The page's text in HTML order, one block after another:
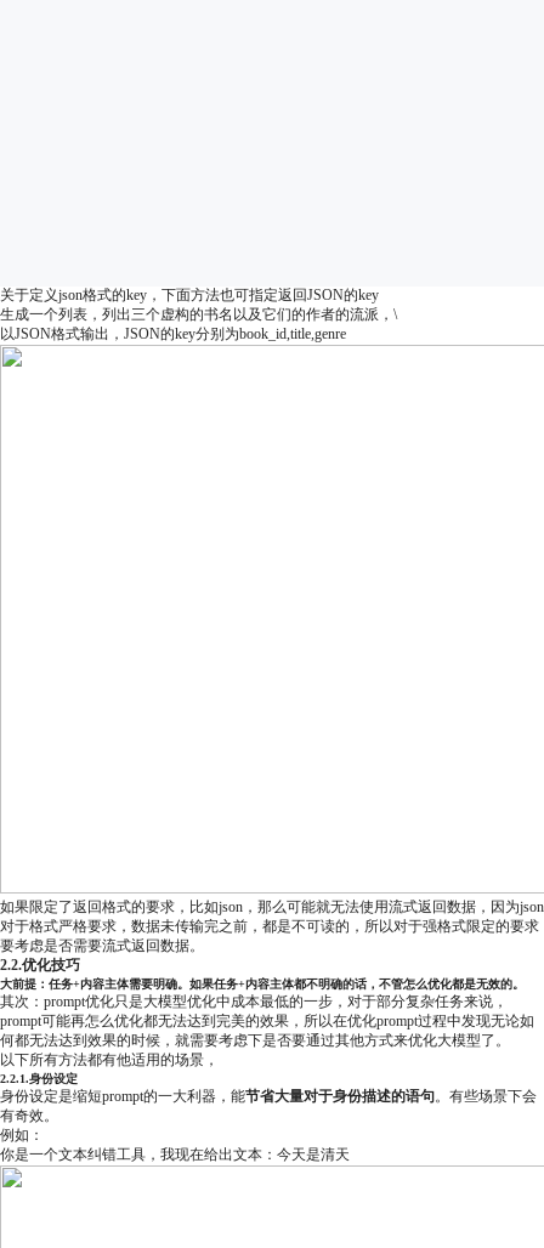
关于定义json格式的key，下面方法也可指定返回JSON的key
生成一个列表，列出三个虚构的书名以及它们的作者的流派，\
以JSON格式输出，JSON的key分别为book_id,title,genre
如果限定了返回格式的要求，比如json，那么可能就无法使用流式返回数据，因为json
对于格式严格要求，数据未传输完之前，都是不可读的，所以对于强格式限定的要求
要考虑是否需要流式返回数据。
2.2.优化技巧
大前提：任务+内容主体需要明确。如果任务+内容主体都不明确的话，不管怎么优化都是无效的。
其次：prompt优化只是大模型优化中成本最低的一步，对于部分复杂任务来说，
prompt可能再怎么优化都无法达到完美的效果，所以在优化prompt过程中发现无论如
何都无法达到效果的时候，就需要考虑下是否要通过其他方式来优化大模型了。
以下所有方法都有他适用的场景，
2.2.1.身份设定
身份设定是缩短prompt的一大利器，能节省大量对于身份描述的语句。有些场景下会
有奇效。
例如：
你是一个文本纠错工具，我现在给出文本：今天是清天